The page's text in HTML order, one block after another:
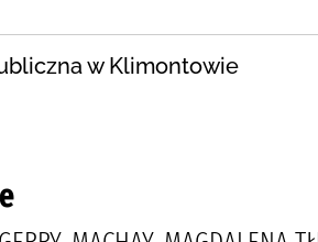
w Klimontowie